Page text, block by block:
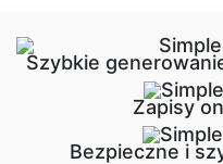
Szybkie
Zapisy
Bezpieczne i